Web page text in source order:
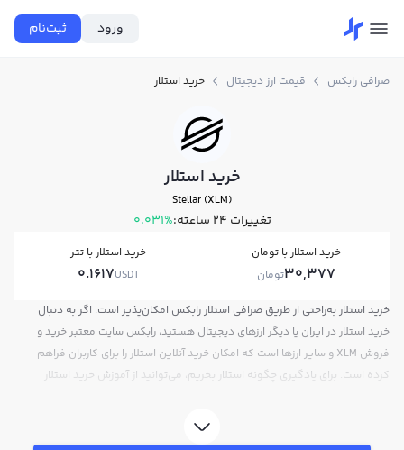
ورود ثبت‌نام
صرافی رابکس قیمت ارز دیجیتال خرید استلار
خرید استلار
Stellar (XLM)
تغییرات ۲۴ ساعته: 0.031%
خرید استلار با تومان
30,377تومان
خرید استلار با تتر
0.1617USDT
خرید استلار به‌راحتی از طریق صرافی استلار رابکس امکان‌پذیر است. اگر به دنبال
خرید استلار در ایران یا دیگر ارزهای دیجیتال هستید، رابکس سایت معتبر خرید و
فروش XLM و سایر ارزها است که امکان خرید آنلاین استلار را برای کاربران فراهم
کرده است. برای یادگیری چگونه استلار بخریم، می‌توانید از آموزش خرید استلار
در بازار رابکس، قیمت لحظه‌ای، نمودار و امکانات فروش استلار نیز در دسترس شما
قرار دارد تا بتوانید تصمیمات بهتری در معاملات خود بگیرید.